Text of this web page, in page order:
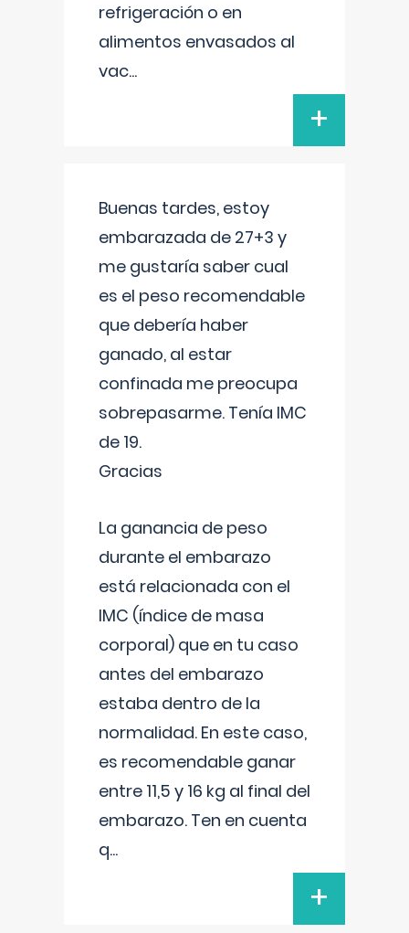
refrigeración o en
alimentos envasados al
vac...
+
Buenas tardes, estoy
embarazada de 27+3 y
me gustaría saber cual
es el peso recomendable
que debería haber
ganado, al estar
confinada me preocupa
sobrepasarme. Tenía IMC
de 19.
Gracias
La ganancia de peso
durante el embarazo
está relacionada con el
IMC (índice de masa
corporal) que en tu caso
antes del embarazo
estaba dentro de la
normalidad. En este caso,
es recomendable ganar
entre 11,5 y 16 kg al final del
embarazo. Ten en cuenta
q...
+